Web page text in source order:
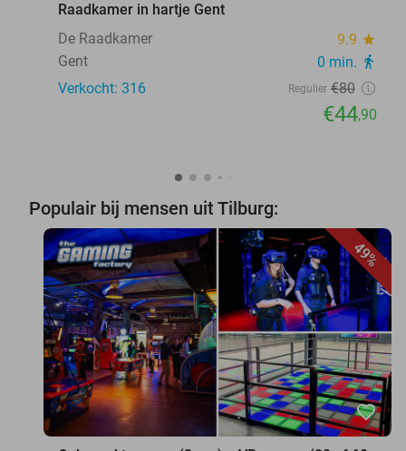
Raadkamer in hartje Gent
De Raadkamer
9.9 star
Gent 0 min. directions_walk
Verkocht: 316 Regulier €80
€44,90
Populair bij mensen uit Tilburg:
49%
favorite_border